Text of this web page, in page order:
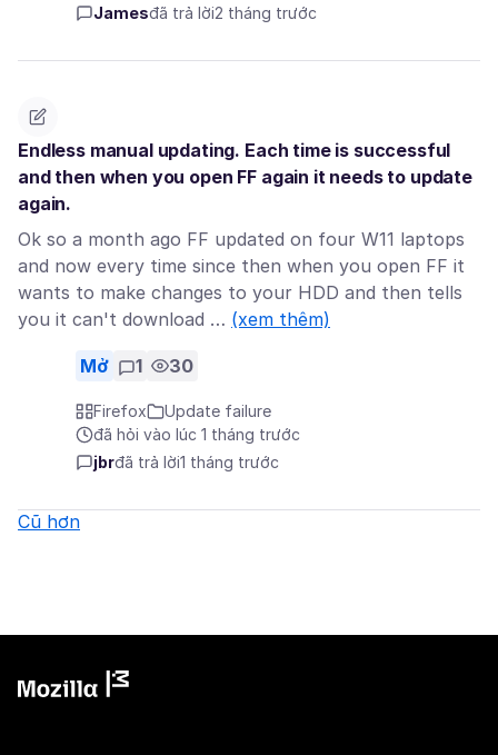
Jamesđã trả lời2 tháng trước
Endless manual updating. Each time is successful
and then when you open FF again it needs to update
again.
Ok so a month ago FF updated on four W11 laptops
and now every time since then when you open FF it
wants to make changes to your HDD and then tells
you it can't download … (xem thêm)
Mở 1 30
Firefox
Update failure
đã hỏi vào lúc 1 tháng trước
jbrđã trả lời1 tháng trước
Cũ hơn